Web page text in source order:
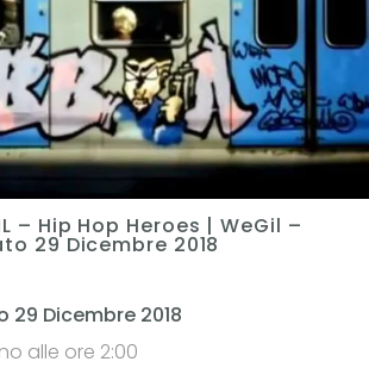
– Hip Hop Heroes | WeGil –
29 Dicembre 2018
29 Dicembre 2018
alle ore 2:00